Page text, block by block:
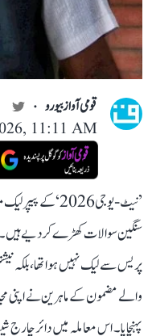
قومی آواز بیورو
11:11 AM
’نیٹ-یو جی
سنگین سوالات کھڑے کر دیے ہیں۔
پریس سے لیک نہیں ہوا تھا، بلکہ
والے مضمون کے ماہرین نے اپنی